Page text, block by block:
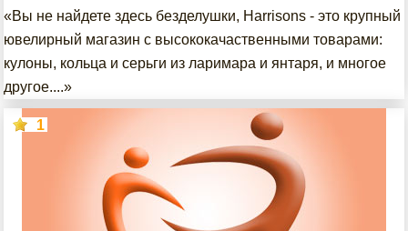
«Вы не найдете здесь безделушки, Harrisons - это крупный
ювелирный магазин с высококачаственными товарами:
кулоны, кольца и серьги из ларимара и янтаря, и многое
другое....»
1